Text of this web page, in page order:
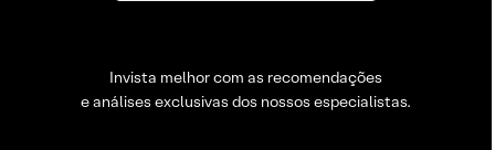
Invista melhor com as recomendações
e análises exclusivas dos nossos especialistas.